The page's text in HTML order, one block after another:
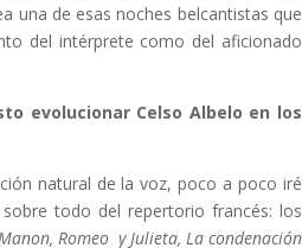
una de esas noches belcantistas que
del intérprete como del aficionado
evolucionar Celso Albelo en los
natural de la voz, poco a poco iré
todo del repertorio francés: los
Romeo y Julieta, La condenación